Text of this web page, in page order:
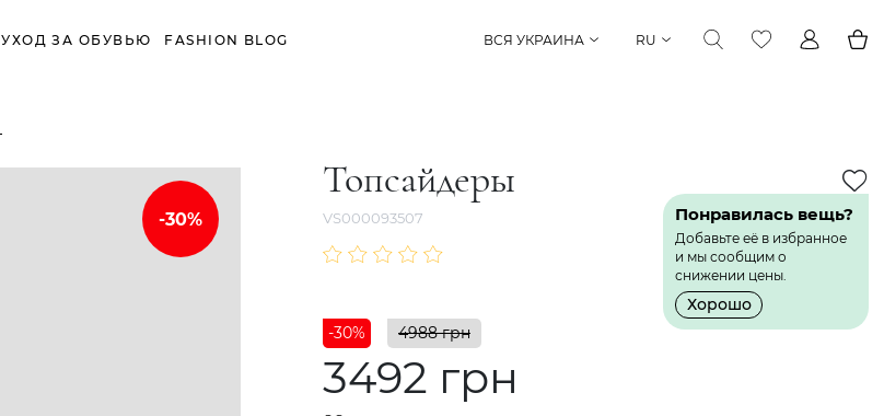
УХОД ЗА ОБУВЬЮ FASHION BLOG ВСЯ УКРАИНА RU
Топсайдеры
VS000093507 Понравилась вещь?
Добавьте её в избранное
и мы сообщим о
снижении цены.
Хорошо
-30%
4988 грн
3492 грн